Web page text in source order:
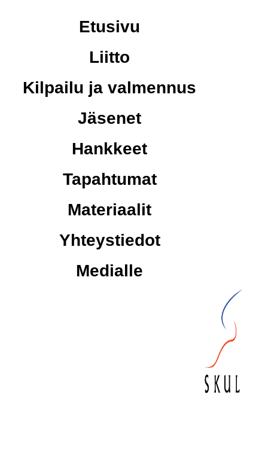
Etusivu
Liitto
Kilpailu ja valmennus
Jäsenet
Hankkeet
Tapahtumat
Materiaalit
Yhteystiedot
Medialle